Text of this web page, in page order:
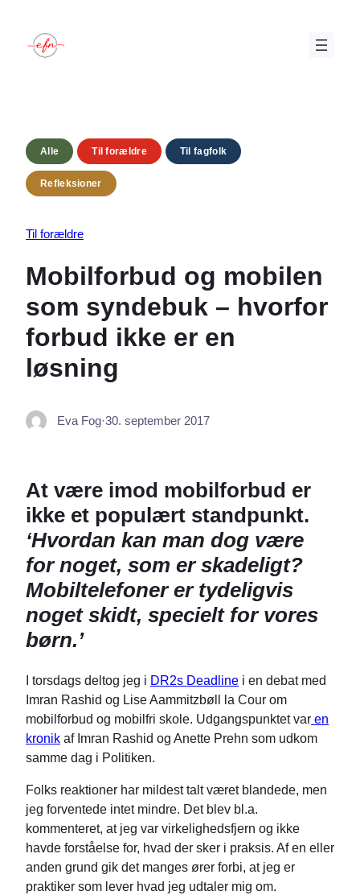
indhold
Alle Til forældre Til fagfolk
Refleksioner
Til forældre
Mobilforbud og mobilen
som syndebuk – hvorfor
forbud ikke er en
løsning
Eva Fog·30. september 2017
At være imod mobilforbud er
ikke et populært standpunkt.
‘Hvordan kan man dog være
for noget, som er skadeligt?
Mobiltelefoner er tydeligvis
noget skidt, specielt for vores
børn.’
I torsdags deltog jeg i DR2s Deadline i en debat med
Imran Rashid og Lise Aammitzbøll la Cour om
mobilforbud og mobilfri skole. Udgangspunktet var en
kronik af Imran Rashid og Anette Prehn som udkom
samme dag i Politiken.
Folks reaktioner har mildest talt været blandede, men
jeg forventede intet mindre. Det blev bl.a.
kommenteret, at jeg var virkelighedsfjern og ikke
havde forståelse for, hvad der sker i praksis. Af en eller
anden grund gik det manges ører forbi, at jeg er
praktiker som lever hvad jeg udtaler mig om.